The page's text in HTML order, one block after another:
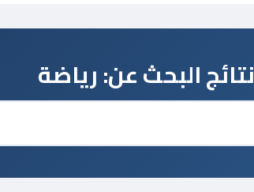
نتائج البحث عن:رياضة